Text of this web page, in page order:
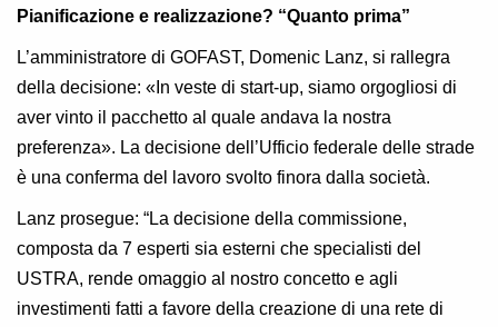
Pianificazione e realizzazione? “Quanto prima”
L’amministratore di GOFAST, Domenic Lanz, si rallegra
della decisione: «In veste di start-up, siamo orgogliosi di
aver vinto il pacchetto al quale andava la nostra
preferenza». La decisione dell’Ufficio federale delle strade
è una conferma del lavoro svolto finora dalla società.
Lanz prosegue: “La decisione della commissione,
composta da 7 esperti sia esterni che specialisti del
USTRA, rende omaggio al nostro concetto e agli
investimenti fatti a favore della creazione di una rete di